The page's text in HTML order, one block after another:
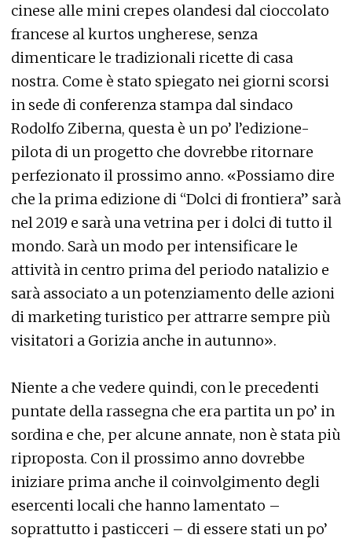
cinese alle mini crepes olandesi dal cioccolato
francese al kurtos ungherese, senza
dimenticare le tradizionali ricette di casa
nostra. Come è stato spiegato nei giorni scorsi
in sede di conferenza stampa dal sindaco
Rodolfo Ziberna, questa è un po’ l’edizione-
pilota di un progetto che dovrebbe ritornare
perfezionato il prossimo anno. «Possiamo dire
che la prima edizione di “Dolci di frontiera” sarà
nel 2019 e sarà una vetrina per i dolci di tutto il
mondo. Sarà un modo per intensificare le
attività in centro prima del periodo natalizio e
sarà associato a un potenziamento delle azioni
di marketing turistico per attrarre sempre più
visitatori a Gorizia anche in autunno».
Niente a che vedere quindi, con le precedenti
puntate della rassegna che era partita un po’ in
sordina e che, per alcune annate, non è stata più
riproposta. Con il prossimo anno dovrebbe
iniziare prima anche il coinvolgimento degli
esercenti locali che hanno lamentato –
soprattutto i pasticceri – di essere stati un po’